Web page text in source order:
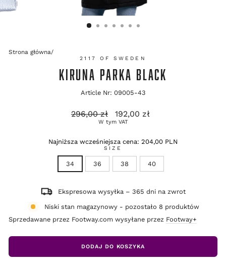
Strona główna/
2117 OF SWEDEN
KIRUNA PARKA BLACK
Article Nr: 09005-43
Cena
regularna
296,00 zł
Cena
promocyjna
192,00 zł
W tym VAT
Najniższa wcześniejsza cena: 204,00 PLN
SIZE
34 36 38 40
Ekspresowa wysyłka – 365 dni na zwrot
Niski stan magazynowy - pozostało 8 produktów
Sprzedawane przez Footway.com wysyłane przez Footway+
DODAJ DO KOSZYKA